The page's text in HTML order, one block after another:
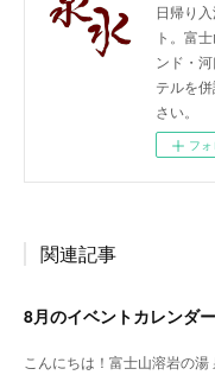
日帰り
ト。富
ンド・
テルを
さい。
フ
関連記事
8月のイベントカレンダ
こんにちは！富士山溶岩の